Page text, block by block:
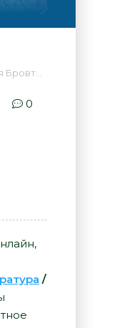
бесплатно
0
/